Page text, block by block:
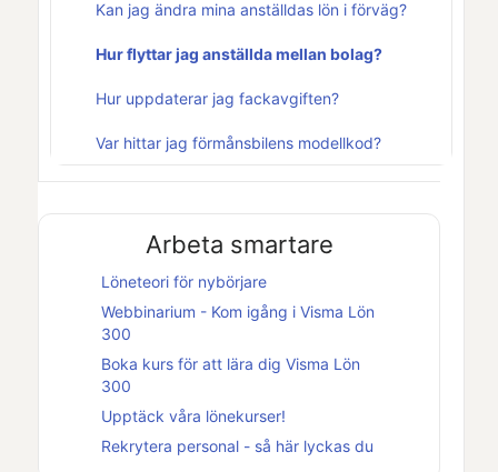
Kan jag ändra mina anställdas lön i förväg?
Hur flyttar jag anställda mellan bolag?
Hur uppdaterar jag fackavgiften?
Var hittar jag förmånsbilens modellkod?
Arbeta smartare
Löneteori för nybörjare
Webbinarium - Kom igång i Visma Lön
300
Boka kurs för att lära dig Visma Lön
300
Upptäck våra lönekurser!
Rekrytera personal - så här lyckas du